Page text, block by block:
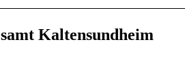
Kaltensundheim